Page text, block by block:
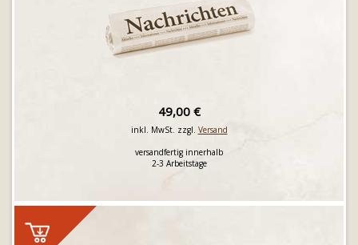
49,00 €
inkl. MwSt. zzgl. Versand
versandfertig innerhalb
2-3 Arbeitstage